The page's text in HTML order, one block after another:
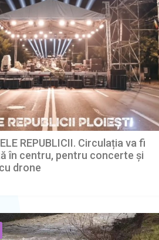
REPUBLICII. Circulația va fi
în centru, pentru concerte și
drone